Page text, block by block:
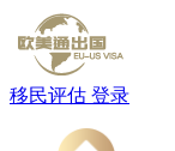
移民评估 登录